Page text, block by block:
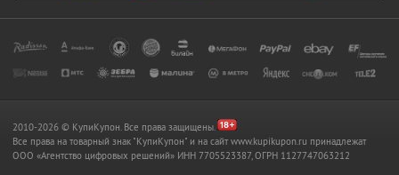
2010-2026 © КупиКупон. Все права защищены.
Все права на товарный знак "КупиКупон" и на сайт www.kupikupon.ru принадлежат
OOO «Агентство цифровых решений» ИНН 7705523387, ОГРН 1127747063212